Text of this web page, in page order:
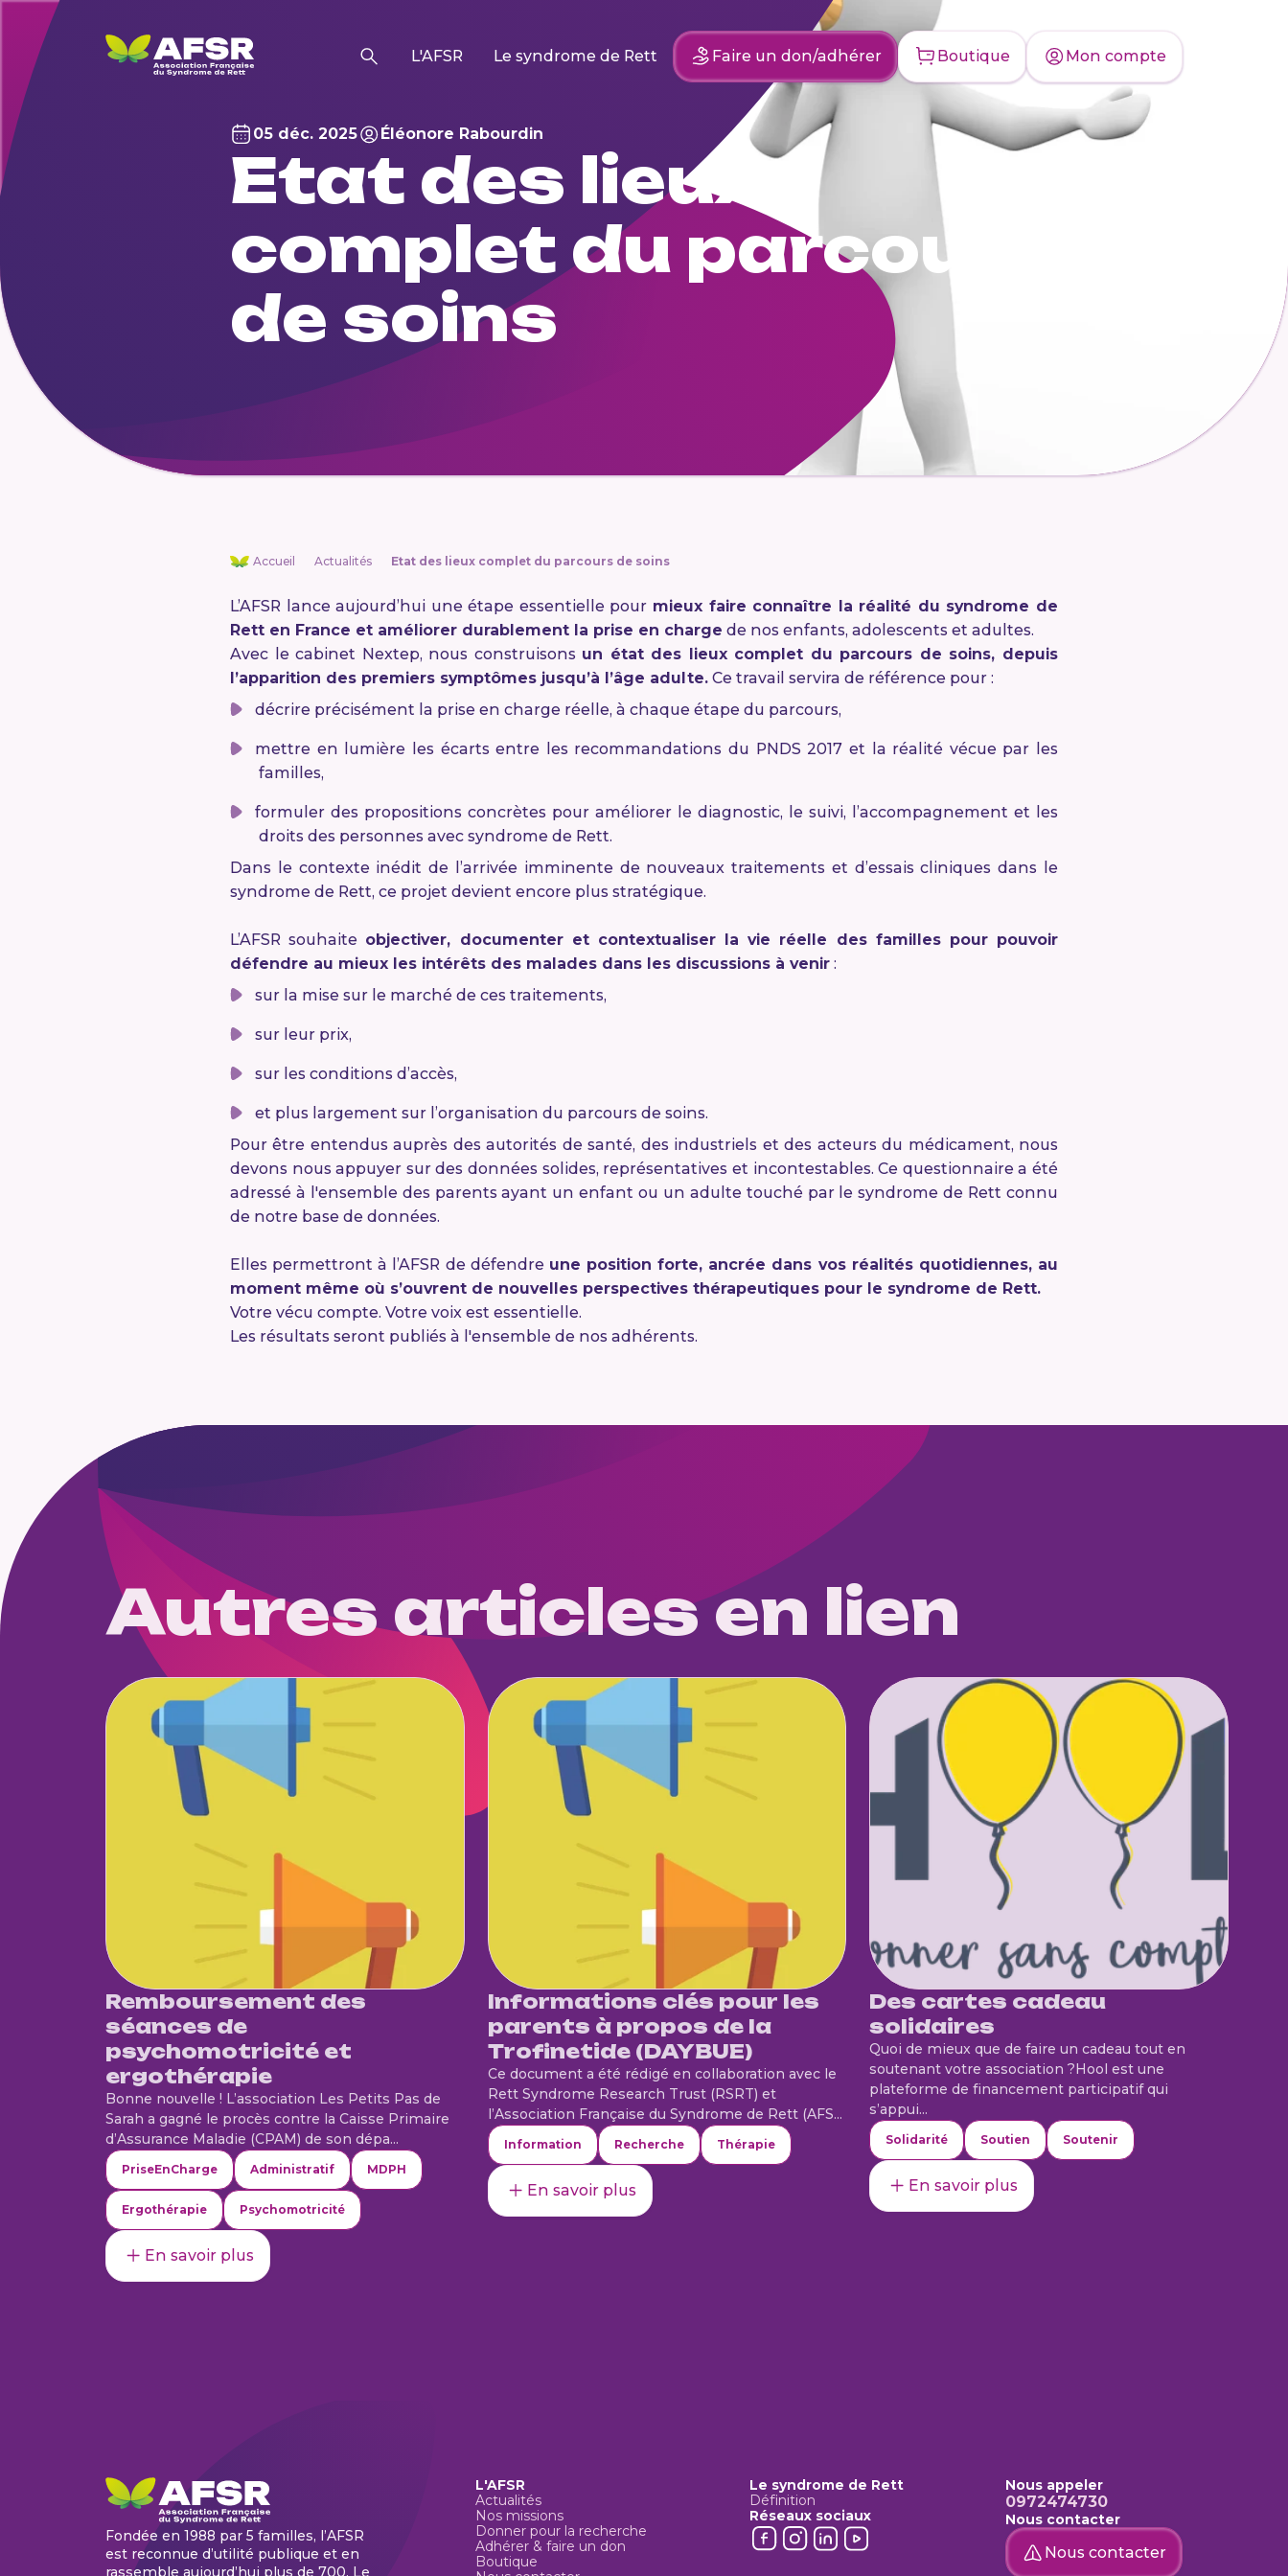
L'AFSR Le syndrome de Rett Faire un don/adhérer Boutique Mon compte
05 déc. 2025 Éléonore Rabourdin
Etat des lieux
complet du parcours
de soins
Accueil Actualités Etat des lieux complet du parcours de soins
L’AFSR lance aujourd’hui une étape essentielle pour mieux faire connaître la réalité du syndrome de
Rett en France et améliorer durablement la prise en charge de nos enfants, adolescents et adultes.
Avec le cabinet Nextep, nous construisons un état des lieux complet du parcours de soins, depuis
l’apparition des premiers symptômes jusqu’à l’âge adulte. Ce travail servira de référence pour :
décrire précisément la prise en charge réelle, à chaque étape du parcours,
mettre en lumière les écarts entre les recommandations du PNDS 2017 et la réalité vécue par les
familles,
formuler des propositions concrètes pour améliorer le diagnostic, le suivi, l’accompagnement et les
droits des personnes avec syndrome de Rett.
Dans le contexte inédit de l’arrivée imminente de nouveaux traitements et d’essais cliniques dans le
syndrome de Rett, ce projet devient encore plus stratégique.
L’AFSR souhaite objectiver, documenter et contextualiser la vie réelle des familles pour pouvoir
défendre au mieux les intérêts des malades dans les discussions à venir :
sur la mise sur le marché de ces traitements,
sur leur prix,
sur les conditions d’accès,
et plus largement sur l’organisation du parcours de soins.
Pour être entendus auprès des autorités de santé, des industriels et des acteurs du médicament, nous
devons nous appuyer sur des données solides, représentatives et incontestables. Ce questionnaire a été
adressé à l'ensemble des parents ayant un enfant ou un adulte touché par le syndrome de Rett connu
de notre base de données.
Elles permettront à l’AFSR de défendre une position forte, ancrée dans vos réalités quotidiennes, au
moment même où s’ouvrent de nouvelles perspectives thérapeutiques pour le syndrome de Rett.
Votre vécu compte. Votre voix est essentielle.
Les résultats seront publiés à l'ensemble de nos adhérents.
Autres articles en lien
Remboursement des
séances de
psychomotricité et
ergothérapie
Bonne nouvelle ! L’association Les Petits Pas de
Sarah a gagné le procès contre la Caisse Primaire
d’Assurance Maladie (CPAM) de son dépa...
PriseEnCharge Administratif MDPH
Ergothérapie Psychomotricité
En savoir plus
Informations clés pour les
parents à propos de la
Trofinetide (DAYBUE)
Ce document a été rédigé en collaboration avec le
Rett Syndrome Research Trust (RSRT) et
l’Association Française du Syndrome de Rett (AFS...
Information Recherche Thérapie
En savoir plus
Des cartes cadeau
solidaires
Quoi de mieux que de faire un cadeau tout en
soutenant votre association ?Hool est une
plateforme de financement participatif qui
s’appui...
Solidarité Soutien Soutenir
En savoir plus
Fondée en 1988 par 5 familles, l’AFSR
est reconnue d’utilité publique et en
rassemble aujourd’hui plus de 700. Le
L'AFSR
Actualités
Nos missions
Donner pour la recherche
Adhérer & faire un don
Boutique
Le syndrome de Rett
Définition
Réseaux sociaux
Nous appeler
0972474730
Nous contacter
Nous contacter